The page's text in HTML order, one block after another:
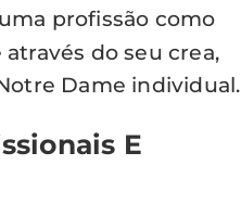
profissão como
do seu crea,
Dame individual.
E